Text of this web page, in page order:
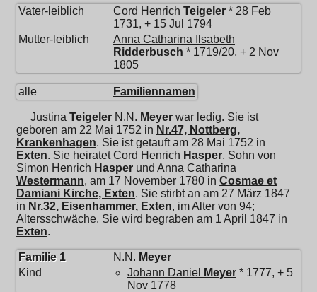
Vater-leiblich Cord Henrich Teigeler * 28 Feb
1731, + 15 Jul 1794
Mutter-leiblich
Anna Catharina Ilsabeth
Ridderbusch * 1719/20, + 2 Nov
1805
alle Familiennamen
Justina Teigeler N.N. Meyer war ledig. Sie ist
geboren am 22 Mai 1752 in Nr.47, Nottberg,
Krankenhagen. Sie ist getauft am 28 Mai 1752 in
Exten. Sie heiratetCord Henrich Hasper, Sohn von
Simon Henrich Hasper und Anna Catharina
Westermann, am 17 November 1780 in Cosmae et
Damiani Kirche, Exten. Sie stirbt an am 27 März 1847
in Nr.32, Eisenhammer, Exten, im Alter von 94;
Altersschwäche. Sie wird begraben am 1 April 1847 in
Exten.
Familie 1 N.N. Meyer
Kind
Johann Daniel Meyer * 1777, + 5
Nov 1778